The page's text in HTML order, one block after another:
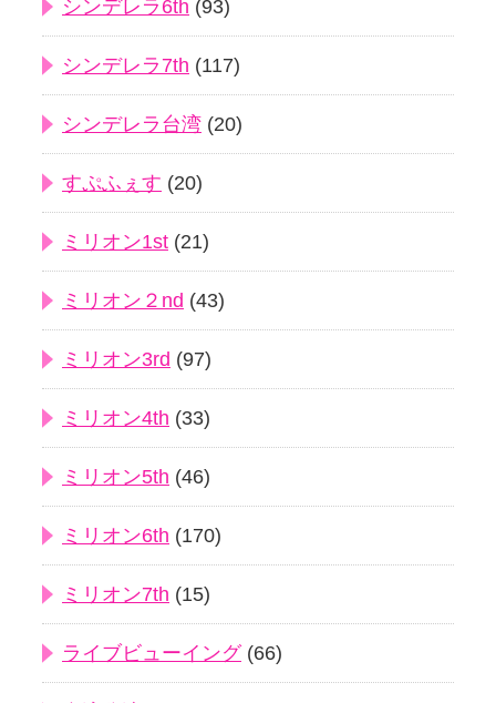
シンデレラ6th (93)
シンデレラ7th (117)
シンデレラ台湾 (20)
すぷふぇす (20)
ミリオン1st (21)
ミリオン２nd (43)
ミリオン3rd (97)
ミリオン4th (33)
ミリオン5th (46)
ミリオン6th (170)
ミリオン7th (15)
ライブビューイング(66)